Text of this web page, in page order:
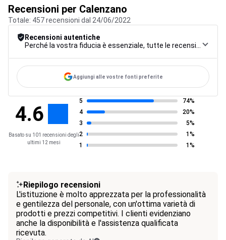
Recensioni per Calenzano
Totale: 457 recensioni dal 24/06/2022
Recensioni autentiche
Aggiungi alle vostre fonti preferite
4.6
Basato su 101 recensioni degli
ultimi 12 mesi
5
74%
4
20%
3
5%
2
1%
1
1%
Riepilogo recensioni
L'istituzione è molto apprezzata per la professionalità
e gentilezza del personale, con un'ottima varietà di
prodotti e prezzi competitivi. I clienti evidenziano
anche la disponibilità e l'assistenza qualificata
ricevuta.